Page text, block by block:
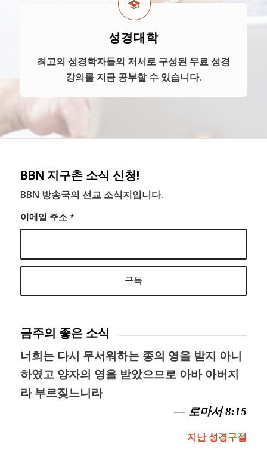
성경대학
최고의 성경학자들의 저서로 구성된 무료 성경
강의를 지금 공부할 수 있습니다.
BBN 지구촌 소식 신청!
BBN 방송국의 선교 소식지입니다.
이메일 주소 *
금주의 좋은 소식
너희는 다시 무서워하는 종의 영을 받지 아니
하였고 양자의 영을 받았으므로 아바 아버지
라 부르짖느니라
— 로마서 8:15
지난 성경구절